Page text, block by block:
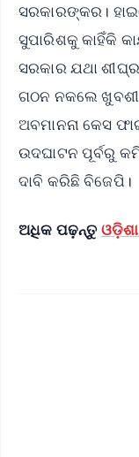
ସରକାରଙ୍କର।
ସୁପାରିଶକୁ କାହିଁକି
ସରକାର ଯଥା
ଗଠନ ନକଲେ
ଅବମାନନା କେସ
ଉଦଘାଟନ ପୂର୍ବରୁ
ଦାବି କରିଛି ବିଜେପି।
ଅଧିକ ପଢ଼ନ୍ତୁ